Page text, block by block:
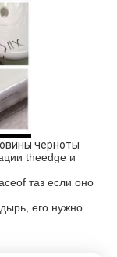
черноты
theedge и
таз если оно
его нужно